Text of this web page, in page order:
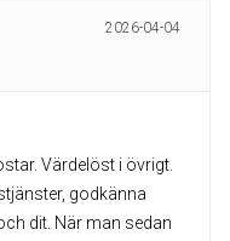
2026-04-04
Värdelöst i övrigt.
godkänna
dit. När man sedan